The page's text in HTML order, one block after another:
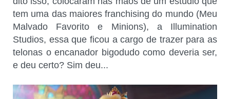
tem uma das maiores franchising do mundo (Meu
Malvado Favorito e Minions), a Illumination
Studios, essa que ficou a cargo de trazer para as
telonas o encanador bigodudo como deveria ser,
e deu certo? Sim deu...